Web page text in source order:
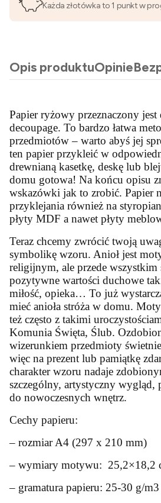
Każda złotówka to 1 punkt w
Opis produktuOpinie
Papier ryżowy przeznaczony
decoupage. To bardzo łatwa
przedmiotów – warto abyś jej
ten papier przykleić w
drewnianą kasetkę, deskę lub
domu gotowa! Na końcu opisu
wskazówki jak to zrobić. Papier
przyklejania również na
płyty MDF a nawet płyty
Teraz chcemy zwrócić twoją
symbolikę wzoru. Anioł jest
religijnym, ale przede
pozytywne wartości duchowe
miłość, opieka… To już
mieć anioła stróża w domu.
też często z takimi
Komunia Święta, Ślub.
wizerunkiem przedmioty świetnie
więc na prezent lub pamiątkę
charakter wzoru nadaje
szczególny, artystyczny wygląd,
do nowoczesnych wnętrz.
Cechy papieru:
– rozmiar A4 (297 x 210 mm)
– wymiary motywu: 25,2×18,2
– gramatura papieru: 25-30 g/m3